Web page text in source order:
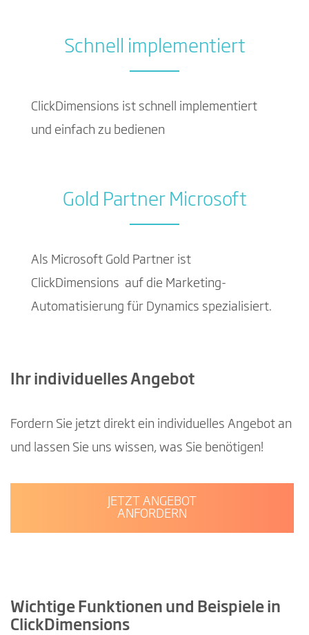
Schnell implementiert
ClickDimensions ist schnell implementiert
und einfach zu bedienen
Gold Partner Microsoft
Als Microsoft Gold Partner ist
ClickDimensions auf die Marketing-
Automatisierung für Dynamics spezialisiert.
Ihr individuelles Angebot
Fordern Sie jetzt direkt ein individuelles Angebot an
und lassen Sie uns wissen, was Sie benötigen!
JETZT ANGEBOT
ANFORDERN
Wichtige Funktionen und Beispiele in
ClickDimensions